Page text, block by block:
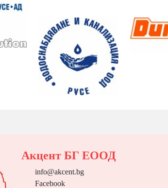
Акцент БГ ЕООД
info@akcent.bg
Facebook